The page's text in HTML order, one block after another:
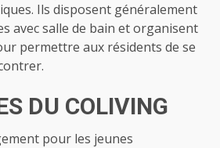
Ils disposent généralement
avec salle de bain et organisent
permettre aux résidents de se
DU COLIVING
pour les jeunes